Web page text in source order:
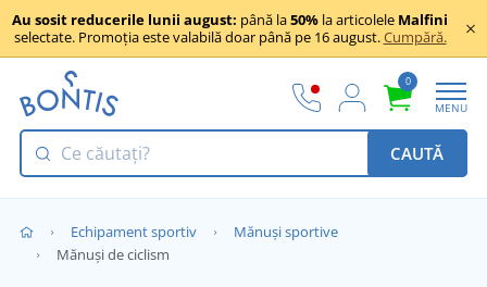
Au sosit reducerile lunii august: până la50% la articolele Malfini
selectate. Promoția este valabilă doar până pe 16 august.Cumpără.
0
MENU
CAUTĂ
Echipament sportiv
Mănuși sportive
Mănuși de ciclism